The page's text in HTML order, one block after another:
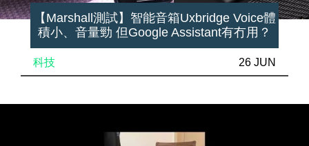
【Marshall測試】智能音箱Uxbridge Voice體
積小、音量勁 但Google Assistant有冇用？
科技 26 JUN